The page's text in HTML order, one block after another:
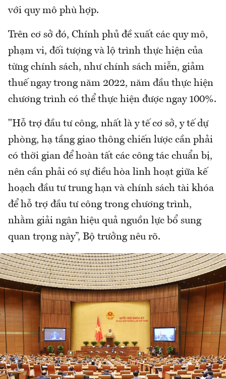
với quy mô phù hợp.
Trên cơ sở đó, Chính phủ đề xuất các quy mô,
phạm vi, đối tượng và lộ trình thực hiện của
từng chính sách, như chính sách miễn, giảm
thuế ngay trong năm 2022, năm đầu thực hiện
chương trình có thể thực hiện được ngay 100%.
"Hỗ trợ đầu tư công, nhất là y tế cơ sở, y tế dự
phòng, hạ tầng giao thông chiến lược cần phải
có thời gian để hoàn tất các công tác chuẩn bị,
nên cần phải có sự điều hòa linh hoạt giữa kế
hoạch đầu tư trung hạn và chính sách tài khóa
để hỗ trợ đầu tư công trong chương trình,
nhằm giải ngân hiệu quả nguồn lực bổ sung
quan trọng này”, Bộ trưởng nêu rõ.